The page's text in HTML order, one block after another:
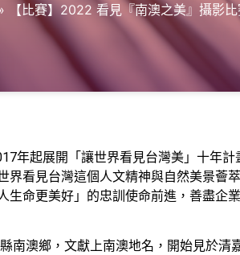
【比賽】2022 看見『南澳之美』攝影
年起展開「讓世界看見台灣美」十年
界看見台灣這個人文精神與自然美景薈
生命更美好」的忠訓使命前進，善盡企
南澳鄉，文獻上南澳地名，開始見於